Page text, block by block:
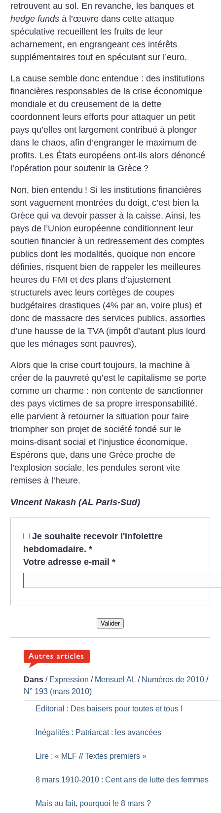
retrouvent au sol. En revanche, les banques et
hedge funds à l’œuvre dans cette attaque
spéculative recueillent les fruits de leur
acharnement, en engrangeant ces intérêts
supplémentaires tout en spéculant sur l’euro.
La cause semble donc entendue : des institutions
financières responsables de la crise économique
mondiale et du creusement de la dette
coordonnent leurs efforts pour attaquer un petit
pays qu’elles ont largement contribué à plonger
dans le chaos, afin d’engranger le maximum de
profits. Les États européens ont-ils alors dénoncé
l’opération pour soutenir la Grèce ?
Non, bien entendu ! Si les institutions financières
sont vaguement montrées du doigt, c’est bien la
Grèce qui va devoir passer à la caisse. Ainsi, les
pays de l’Union européenne conditionnent leur
soutien financier à un redressement des comptes
publics dont les modalités, quoique non encore
définies, risquent bien de rappeler les meilleures
heures du FMI et des plans d’ajustement
structurels avec leurs cortèges de coupes
budgétaires drastiques (4% par an, voire plus) et
donc de massacre des services publics, assorties
d’une hausse de la TVA (impôt d’autant plus lourd
que les ménages sont pauvres).
Alors que la crise court toujours, la machine à
créer de la pauvreté qu’est le capitalisme se porte
comme un charme : non contente de sanctionner
des pays victimes de sa propre irresponsabilité,
elle parvient à retourner la situation pour faire
triompher son projet de société fondé sur le
moins-disant social et l’injustice économique.
Espérons que, dans une Grèce proche de
l’explosion sociale, les pendules seront vite
remises à l’heure.
Vincent Nakash (AL Paris-Sud)
Je souhaite recevoir l'infolettre
hebdomadaire. *
Votre adresse e-mail *
Valider
Dans / Expression / Mensuel AL / Numéros de 2010 /
N° 193 (mars 2010)
Editorial : Des baisers pour toutes et tous !
Inégalités : Patriarcat : les avancées
Lire : « MLF // Textes premiers »
8 mars 1910-2010 : Cent ans de lutte des femmes
Mais au fait, pourquoi le 8 mars ?